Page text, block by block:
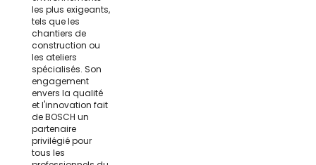
les plus exigeants,
tels que les
chantiers de
construction ou
les ateliers
spécialisés. Son
engagement
envers la qualité
et l'innovation fait
de BOSCH un
partenaire
privilégié pour
tous les